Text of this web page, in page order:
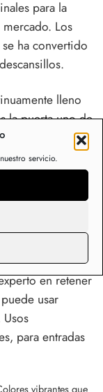
servicio.
para la
Los
ha convertido
lleno
la puerta uno de
Entradas
suciedad y
100% coco
y una base de
en retener
usar
para entradas
vibrantes que